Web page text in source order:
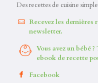
Des recettes de cuisine
Recevez les dernières
newsletter.
Vous avez un bébé
ebook de recette
Facebook